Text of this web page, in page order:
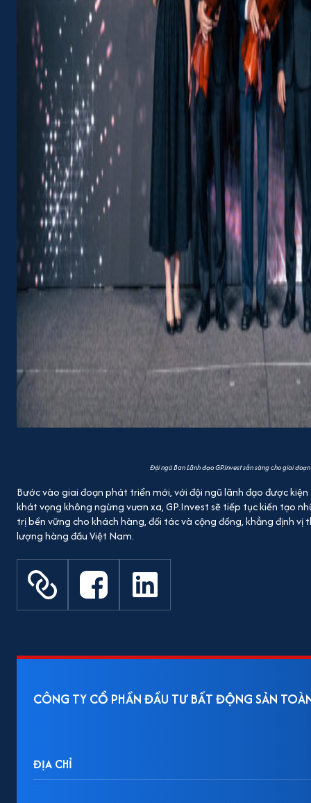
Đội ngũ Ban Lãnh đạo GP.Invest sẵn sàng cho giai
Bước vào giai đoạn phát triển mới, với đội ngũ lãnh đạo được
khát vọng không ngừng vươn xa, GP.Invest sẽ tiếp tục kiến tạo
trị bền vững cho khách hàng, đối tác và cộng đồng, khẳng định
lượng hàng đầu Việt Nam.
CÔNG TY CỔ PHẦN ĐẦU TƯ BẤT ĐỘNG SẢN
ĐỊA CHỈ